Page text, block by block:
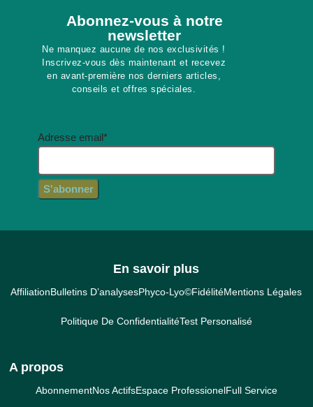
Abonnez-vous à notre
newsletter​
Ne manquez aucune de nos exclusivités !
Inscrivez-vous dès maintenant et recevez
en avant-première nos derniers articles,
conseils et offres spéciales.
Adresse email*
En savoir plus
AffiliationBulletins D’analysesPhyco-Lyo©FidélitéMentions Légales
Politique De ConfidentialitéTest Personalisé
A propos
AbonnementNos ActifsEspace ProfessionelFull Service